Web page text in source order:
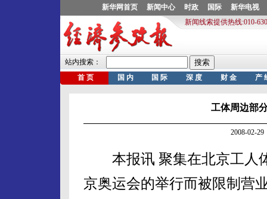
工体周边部
2008-02-
本报讯 聚集在北京工人
京奥运会的举行而被限制营